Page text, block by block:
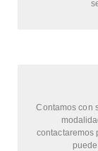
Contamos con
contactaremos